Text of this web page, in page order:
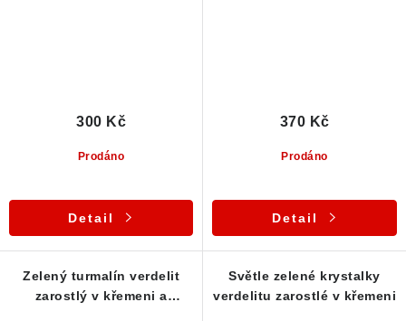
Prodáno
300 Kč
Detail
Prodáno
370 Kč
Detail
Zelený turmalín verdelit
zarostlý v křemeni a
Světle zelené krystalky
verdelitu zarostlé v křemeni